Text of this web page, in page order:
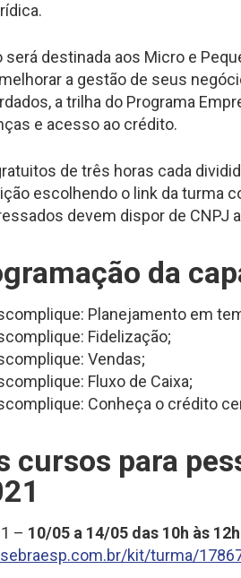
será destinada aos Micro e
a gestão de seus
a trilha do Programa
e acesso ao crédito.
de três horas cada
escolhendo o link da turma
devem dispor de CNPJ
da
Planejamento em
Fidelização;
Vendas;
Fluxo de Caixa;
Conheça o crédito
cursos para
– 10/05 a 14/05 das 10h às
kit/turma/